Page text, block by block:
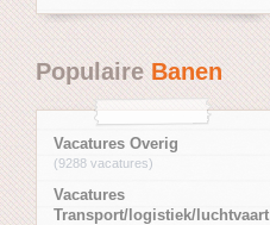
PopulaireBanen
Vacatures Overig
(9288 vacatures)
Vacatures
Transport/logistiek/luchtvaart